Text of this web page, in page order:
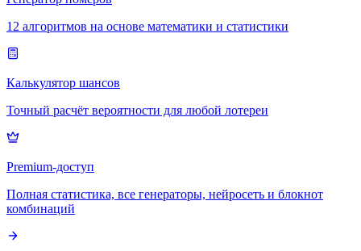
12 алгоритмов на основе математики и статистики
Калькулятор шансов
Точный расчёт вероятности для любой лотереи
Premium-доступ
Полная статистика, все генераторы, нейросеть и блокнот
комбинаций